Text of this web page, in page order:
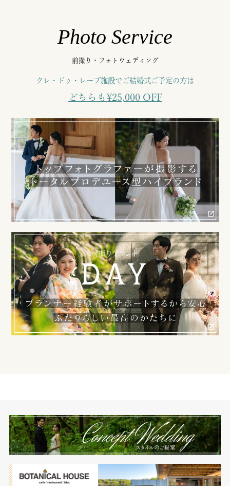
Photo Service
前撮り・フォトウェディング
クレ・ドゥ・レーブ施設でご結婚式ご予定の方は
どちらも¥25,000 OFF